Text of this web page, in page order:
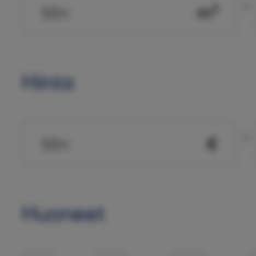
m²
Hinta
€
Huoneet